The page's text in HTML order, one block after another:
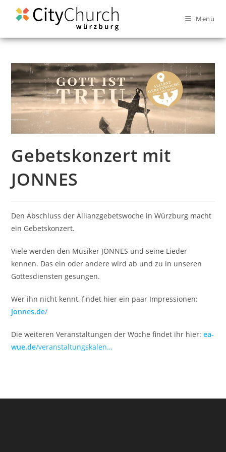
Menü
Gebetskonzert mit
JONNES
Den Abschluss der Allianzgebetswoche in Würzburg macht
ein Gebetskonzert.
Viele werden den Musiker JONNES und seine Lieder
kennen. Das ein oder andere wird ab und zu in unseren
Gottesdiensten gesungen.
Wer ihn nicht kennt, findet hier ein paar Impressionen:
jonnes.de/
Die weiteren Veranstaltungen der Woche findet ihr hier:ea-
wue.de/veranstaltungskalen…